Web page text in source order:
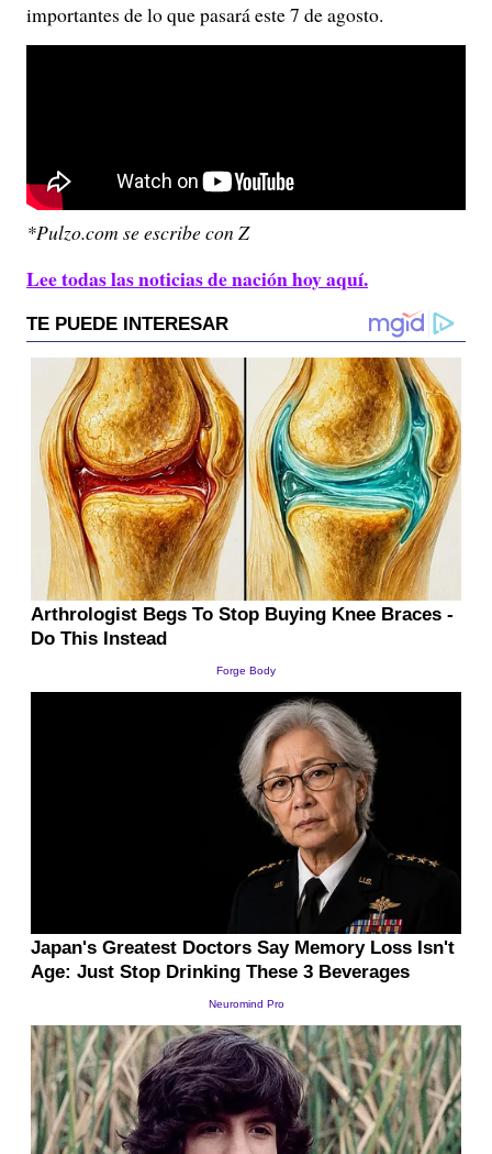
importantes de lo que pasará este 7 de agosto.
*Pulzo.com se escribe con Z
Lee todas las noticias de nación hoy aquí.